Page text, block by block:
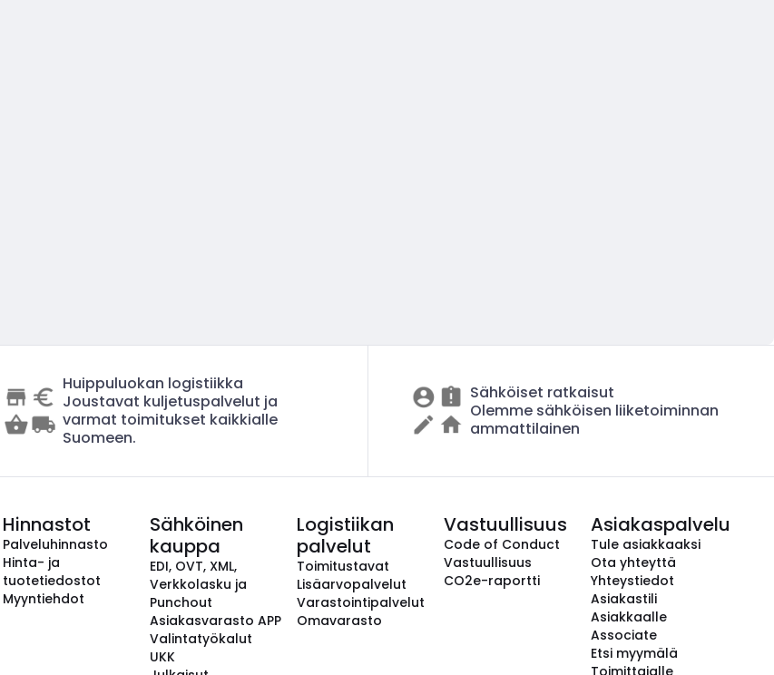
Huippuluokan logistiikka
Joustavat kuljetuspalvelut ja
varmat toimitukset kaikkialle
Suomeen.
Sähköiset ratkaisut
Olemme sähköisen liiketoiminnan
ammattilainen
Hinnastot
Palveluhinnasto
Hinta- ja
tuotetiedostot
Myyntiehdot
Sähköinen
kauppa
EDI, OVT, XML,
Verkkolasku ja
Punchout
Asiakasvarasto APP
Valintatyökalut
UKK
Logistiikan
palvelut
Toimitustavat
Lisäarvopalvelut
Varastointipalvelut
Omavarasto
Vastuullisuus
Code of Conduct
Vastuullisuus
CO2e-raportti
Asiakaspalvelu
Tule asiakkaaksi
Ota yhteyttä
Yhteystiedot
Asiakastili
Asiakkaalle
Associate
Etsi myymälä
Toimittajalle